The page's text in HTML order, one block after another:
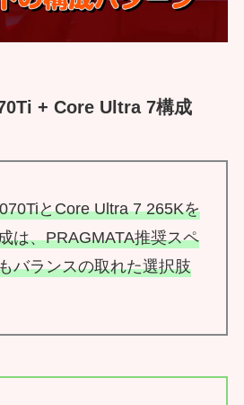
+ Core Ultra 7構成
とCore Ultra 7 265Kを
は、PRAGMATA推奨スペ
バランスの取れた選択肢